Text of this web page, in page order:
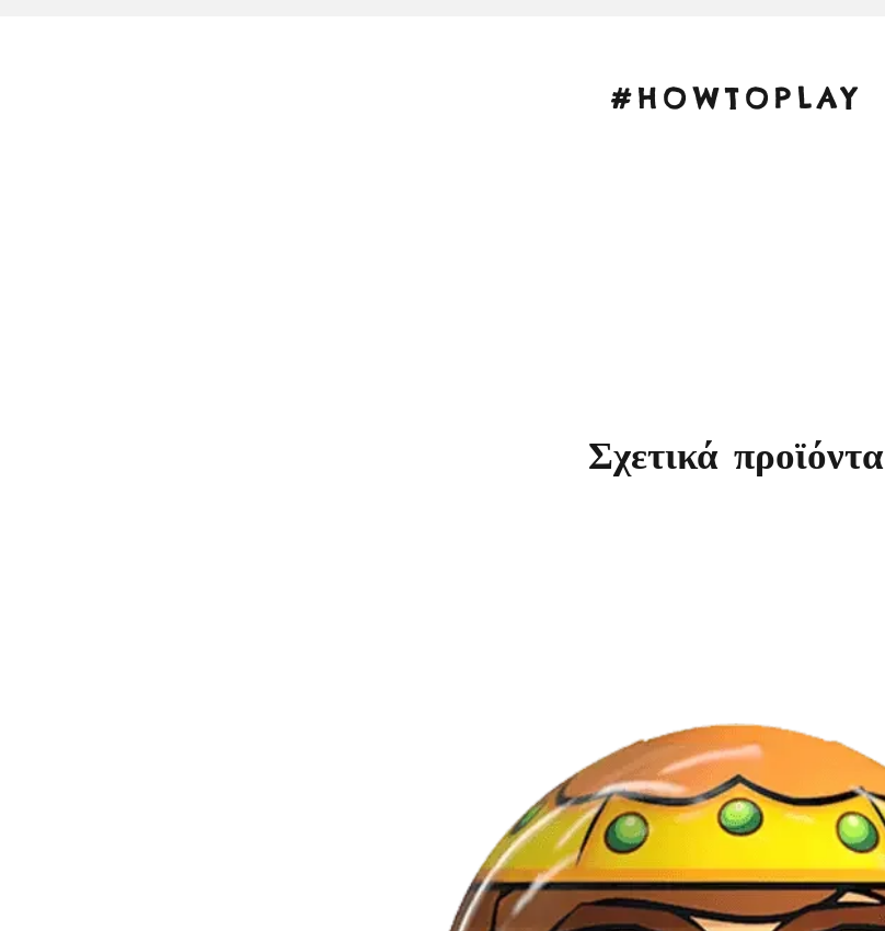
#HOWTOPLAY
Σχετικά προϊόντα